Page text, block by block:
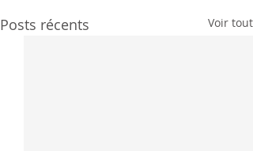
Posts récents Voir tout